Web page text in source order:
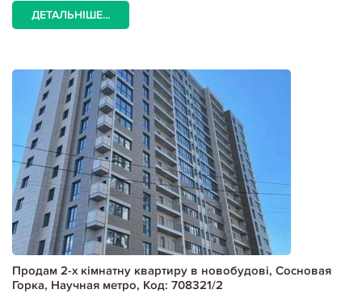
ДЕТАЛЬНІШЕ...
Продам 2-х кімнатну квартиру в новобудові, Сосновая
Горка, Научная метро, Код: 708321/2